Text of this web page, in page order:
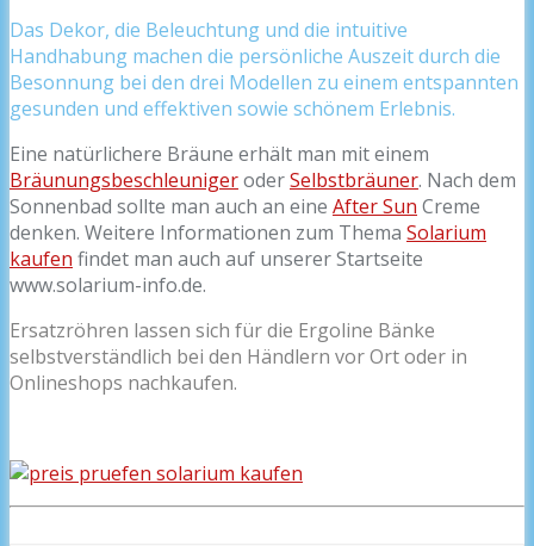
Das Dekor, die Beleuchtung und die intuitive
Handhabung machen die persönliche Auszeit durch die
Besonnung bei den drei Modellen zu einem entspannten
gesunden und effektiven sowie schönem Erlebnis.
Eine natürlichere Bräune erhält man mit einem
BräunungsbeschleunigeroderSelbstbräuner. Nach dem
Sonnenbad sollte man auch an eine After Sun Creme
denken. Weitere Informationen zum Thema Solarium
kaufen findet man auch auf unserer Startseite
www.solarium-info.de.
Ersatzröhren lassen sich für die Ergoline Bänke
selbstverständlich bei den Händlern vor Ort oder in
Onlineshops nachkaufen.